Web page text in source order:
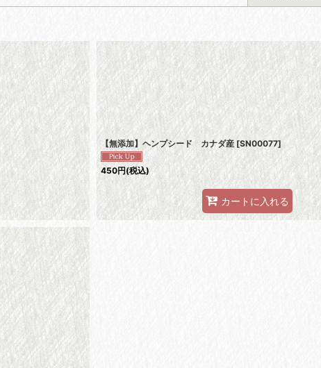
絞り込む
【無添加】ヘンプシード カナダ産 [SN00077]
450円(税込)
カートに入れる